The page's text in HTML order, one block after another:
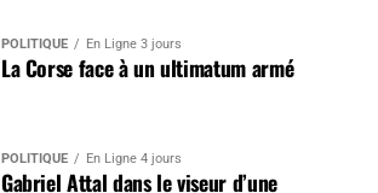
POLITIQUE En Ligne 3 jours
La Corse face à un ultimatum armé
POLITIQUE En Ligne 4 jours
Gabriel Attal dans le viseur d’une